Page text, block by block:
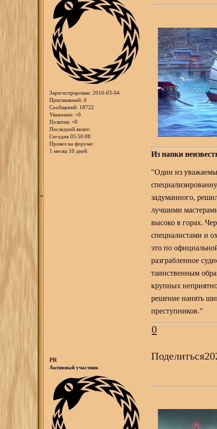
Зарегистрирован: 2016-03-04
Приглашений: 0
Сообщений: 18722
Уважение: +0
Позитив: +0
Последний визит:
Сегодня 05:50:08
Провел на форуме:
1 месяц 10 дней
Из папки
"Один из
задуманного,
лучшими
высоко в горах.
специалистами и
это по
разграбленное
таинственным
крупных
решение нанять
преступников."
0
Поделиться
PR
Активный участник